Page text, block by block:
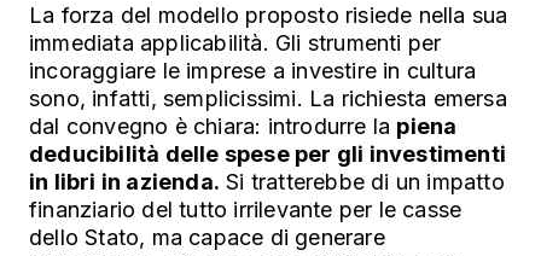
La forza del modello proposto risiede nella sua
immediata applicabilità. Gli strumenti per
incoraggiare le imprese a investire in cultura
sono, infatti, semplicissimi. La richiesta emersa
dal convegno è chiara: introdurre la piena
deducibilità delle spese per gli investimenti
in libri in azienda. Si tratterebbe di un impatto
finanziario del tutto irrilevante per le casse
dello Stato, ma capace di generare